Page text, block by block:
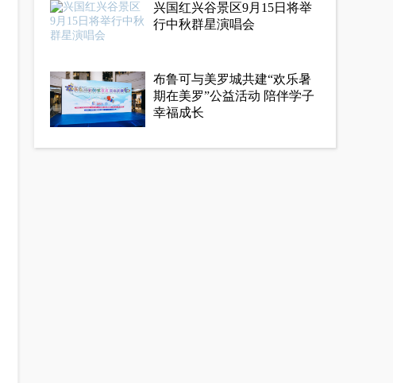
兴国红兴谷景区9月15日将举
行中秋群星演唱会
布鲁可与美罗城共建“欢乐暑
期在美罗”公益活动 陪伴学子
幸福成长